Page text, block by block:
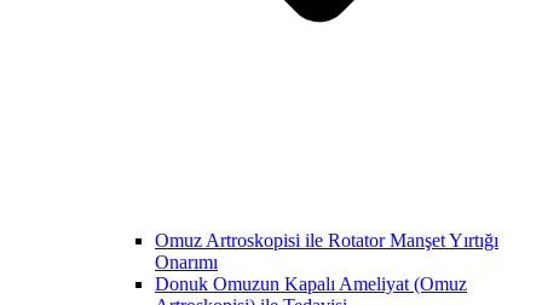
Omuz Artroskopisi ile Rotator Manşet Yırtığı
Onarımı
Donuk Omuzun Kapalı Ameliyat (Omuz